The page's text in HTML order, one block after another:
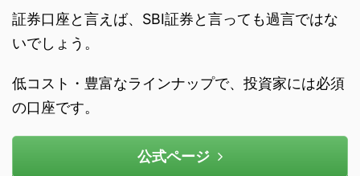
証券口座と言えば、SBI証券と言っても過言ではな
いでしょう。
低コスト・豊富なラインナップで、投資家には必須
の口座です。
公式ページ